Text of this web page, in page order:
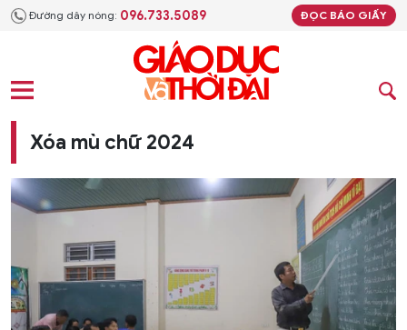
Đường dây nóng: 096.733.5089 ĐỌC BÁO GIẤY
Xóa mù chữ 2024